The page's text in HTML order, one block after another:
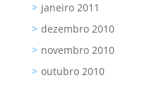
janeiro 2011
dezembro 2010
novembro 2010
outubro 2010